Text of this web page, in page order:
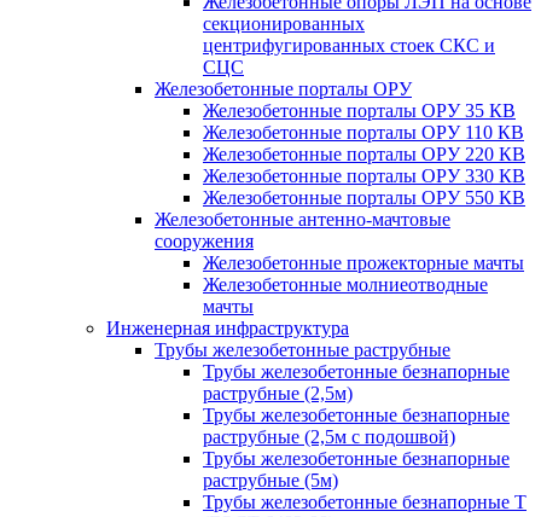
секционированных
центрифугированных стоек СКС и
СЦС
Железобетонные порталы ОРУ
Железобетонные порталы ОРУ 35 КВ
Железобетонные порталы ОРУ 110 КВ
Железобетонные порталы ОРУ 220 КВ
Железобетонные порталы ОРУ 330 КВ
Железобетонные порталы ОРУ 550 КВ
Железобетонные антенно-мачтовые
сооружения
Железобетонные прожекторные мачты
Железобетонные молниеотводные
мачты
Инженерная инфраструктура
Трубы железобетонные раструбные
Трубы железобетонные безнапорные
раструбные (2,5м)
Трубы железобетонные безнапорные
раструбные (2,5м с подошвой)
Трубы железобетонные безнапорные
раструбные (5м)
Трубы железобетонные безнапорные Т